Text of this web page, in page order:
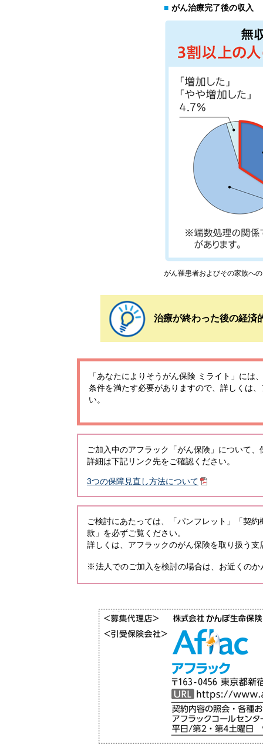
■ がん治療完了後の収入
がん罹患者およびその家族へ
治療が終わった後の経済
「あなたによりそうがん保険 ミライト」に
条件を満たす必要がありますので、詳しくは
い。
ご加入中のアフラック「がん保険」について
詳細は下記リンク先をご確認ください。
3つの保障見直し方法について
ご検討にあたっては、「パンフレット」「契
款」を必ずご覧ください。
詳しくは、アフラックのがん保険を取り扱う
※法人でのご加入を検討の場合は、お近くの